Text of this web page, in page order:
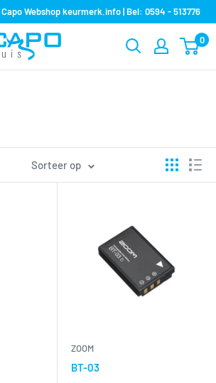
Webshop keurmerk.info | Bel: 0594 - 513776
0
Sorteer op
ZOOM
BT-03